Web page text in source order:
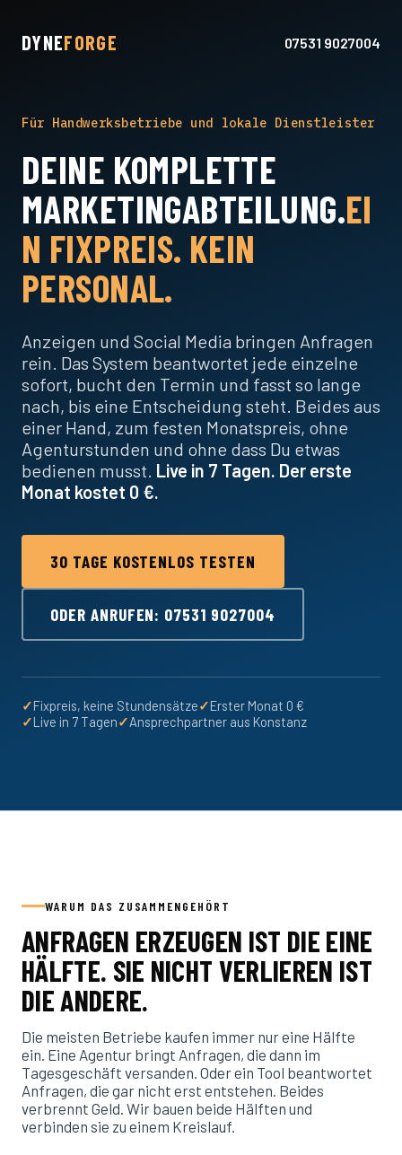
DYNEFORGE 07531 9027004
Für Handwerksbetriebe und lokale Dienstleister
DEINE KOMPLETTE
MARKETINGABTEILUNG.EI
N FIXPREIS. KEIN
PERSONAL.
Anzeigen und Social Media bringen Anfragen
rein. Das System beantwortet jede einzelne
sofort, bucht den Termin und fasst so lange
nach, bis eine Entscheidung steht. Beides aus
einer Hand, zum festen Monatspreis, ohne
Agenturstunden und ohne dass Du etwas
bedienen musst. Live in 7 Tagen. Der erste
Monat kostet 0 €.
30 TAGE KOSTENLOS TESTEN
ODER ANRUFEN: 07531 9027004
✓Fixpreis, keine Stundensätze✓Erster Monat 0 €
✓Live in 7 Tagen✓Ansprechpartner aus Konstanz
WARUM DAS ZUSAMMENGEHÖRT
ANFRAGEN ERZEUGEN IST DIE EINE
HÄLFTE. SIE NICHT VERLIEREN IST
DIE ANDERE.
Die meisten Betriebe kaufen immer nur eine Hälfte
ein. Eine Agentur bringt Anfragen, die dann im
Tagesgeschäft versanden. Oder ein Tool beantwortet
Anfragen, die gar nicht erst entstehen. Beides
verbrennt Geld. Wir bauen beide Hälften und
verbinden sie zu einem Kreislauf.